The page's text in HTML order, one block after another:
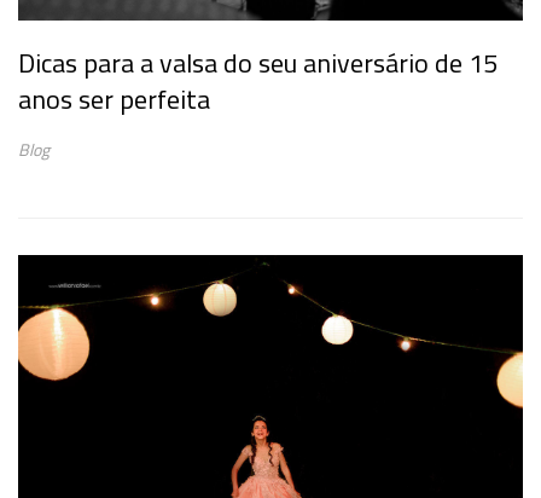
Dicas para a valsa do seu aniversário de 15
anos ser perfeita
Blog